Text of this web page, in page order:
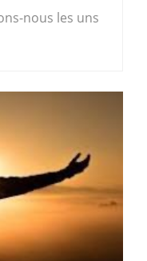
nous les uns